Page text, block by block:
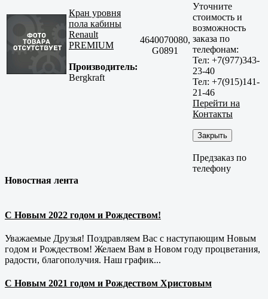
Кран уровня
пола кабины
Renault
PREMIUM
Производитель:
Bergkraft
4640070080,
G0891
Уточните
стоимость и
возможность
заказа по
телефонам:
Тел: +7(977)343-
23-40
Тел: +7(915)141-
21-46
Перейти на
Контакты
Закрыть
Предзаказ по
телефону
Новостная лента
С Новым 2022 годом и Рождеством!
Уважаемые Друзья! Поздравляем Вас с наступающим Новым
годом и Рождеством! Желаем Вам в Новом году процветания,
радости, благополучия. Наш график...
С Новым 2021 годом и Рождеством Христовым